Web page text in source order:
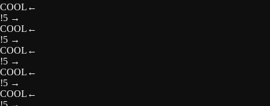
COOL ←
!5 →
COOL ←
!5 →
COOL ←
!5 →
COOL ←
!5 →
COOL ←